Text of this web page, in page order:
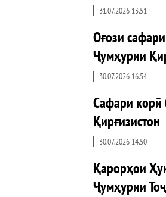
31.07.2026 13.51
Оғози
Ҷумҳурии
30.07.2026 16.54
Сафари
Қирғизистон
30.07.2026 14.50
Қарорҳои
Ҷумҳурии